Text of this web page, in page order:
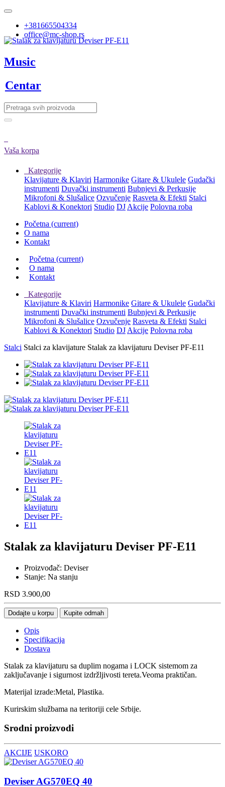
+381665504334
office@mc-shop.rs
Music
Centar
Vaša korpa
Kategorije
Klavijature & Klaviri Harmonike Gitare & Ukulele Gudački
instrumenti Duvački instrumenti Bubnjevi & Perkusije
Mikrofoni & Slušalice Ozvučenje Rasveta & Efekti Stalci
Kablovi & Konektori Studio DJ Akcije Polovna roba
Početna (current)
O nama
Kontakt
Početna (current)
O nama
Kontakt
Kategorije
Klavijature & Klaviri Harmonike Gitare & Ukulele Gudački
instrumenti Duvački instrumenti Bubnjevi & Perkusije
Mikrofoni & Slušalice Ozvučenje Rasveta & Efekti Stalci
Kablovi & Konektori Studio DJ Akcije Polovna roba
Stalci Stalci za klavijature Stalak za klavijaturu Deviser PF-E11
Stalak za klavijaturu Deviser PF-E11
Proizvođač: Deviser
Stanje: Na stanju
RSD 3.900,00
Dodajte u korpu Kupite odmah
Opis
Specifikacija
Dostava
Stalak za klavijaturu sa duplim nogama i LOCK sistemom za
zaključavanje i sigurnost izdržljivosti tereta.Veoma praktičan.
Materijal izrade:Metal, Plastika.
Kurirskim službama na teritoriji cele Srbije.
Srodni proizvodi
AKCIJE USKORO
Deviser AG570EQ 40